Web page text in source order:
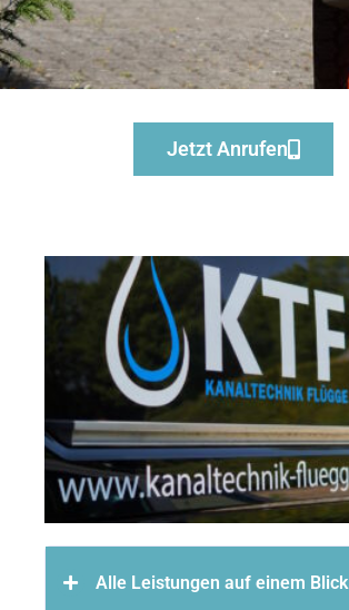
Jetzt Anrufen
Alle Leistungen auf einem Blick